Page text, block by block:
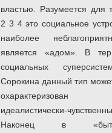
властью. Разумеется для
2 3 4 это социальное
наиболее
является «адом». В
социальных
Сорокина данный тип
идеалистически-
Наконец в